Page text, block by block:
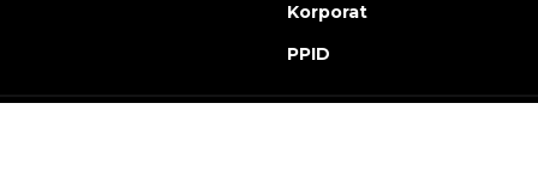
Korporat
PPID